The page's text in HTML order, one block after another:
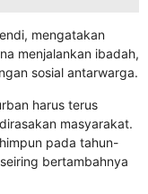
mengatakan
menjalankan ibadah,
sosial antarwarga.
harus terus
masyarakat.
pada tahun-
bertambahnya